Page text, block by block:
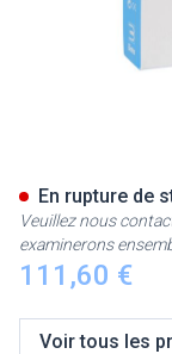
111,60 €
En rupture de
Veuillez nous
examinerons
Voir tous les